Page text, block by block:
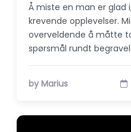
Å miste en man er glad
krevende opplevelser.
overveldende å måtte
spørsmål rundt
by Marius